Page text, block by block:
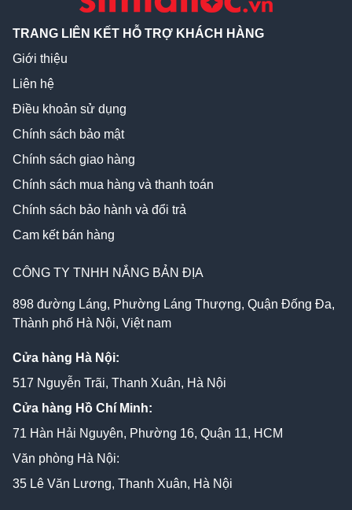
CÔNG TY TNHH NẮNG BẢN ĐỊA
898 đường Láng, Phường Láng Thượng, Quận Đống Đa,
Thành phố Hà Nội, Việt nam
Cửa hàng Hà Nội:
517 Nguyễn Trãi, Thanh Xuân, Hà Nội
Cửa hàng Hồ Chí Minh:
71 Hàn Hải Nguyên, Phường 16, Quận 11, HCM
Văn phòng Hà Nội:
35 Lê Văn Lương, Thanh Xuân, Hà Nội
TRANG LIÊN KẾT HỖ TRỢ KHÁCH HÀNG
Giới thiệu
Liên hệ
Điều khoản sử dụng
Chính sách bảo mật
Chính sách giao hàng
Chính sách mua hàng và thanh toán
Chính sách bảo hành và đổi trả
Cam kết bán hàng